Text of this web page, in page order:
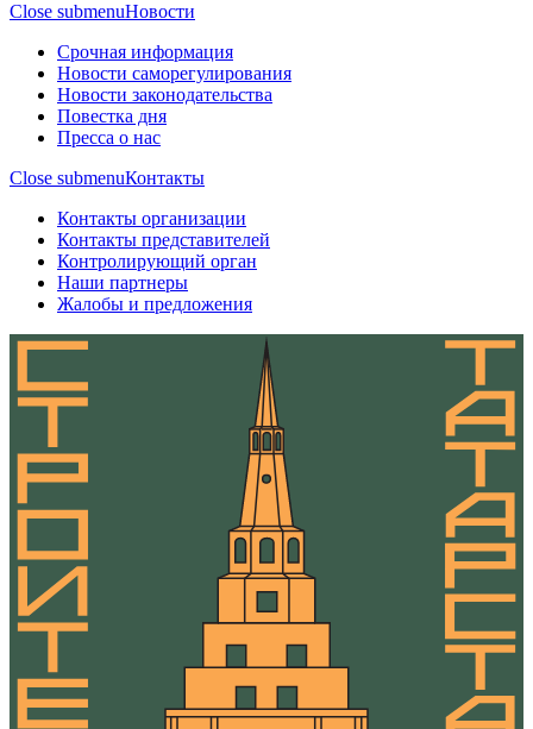
Close submenuНовости
Срочная информация
Новости саморегулирования
Новости законодательства
Повестка дня
Пресса о нас
Close submenuКонтакты
Контакты организации
Контакты представителей
Контролирующий орган
Наши партнеры
Жалобы и предложения